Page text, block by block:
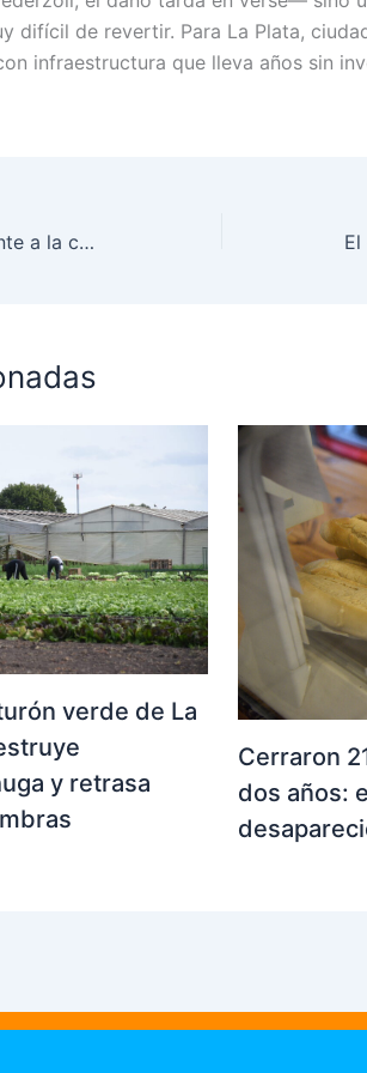
difícil de revertir. Para La Plata,
infraestructura que lleva años sin
Peronismo e Iglesia, juntos frente a la crisis: «No sabemos cuánto va a aguantar esto»
verde de La
y retrasa
Cerraron
dos años: